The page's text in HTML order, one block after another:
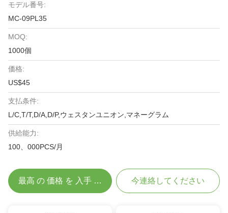
モデル番号:
MC-09PL35
MOQ:
1000個
価格:
US$45
支払条件:
L/C,T/T,D/A,D/P,ウェスタンユニオン,マネーグラム
供給能力:
100、000PCS/月
最高 の 価格 を 入手 する 今連絡してください